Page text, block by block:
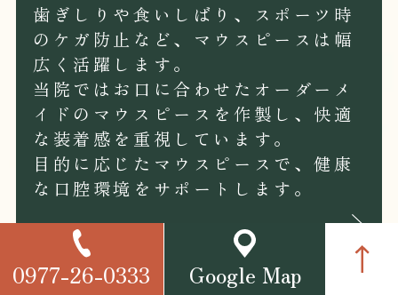
歯ぎしりや食いしばり、スポーツ時
のケガ防止など、マウスピースは幅
広く活躍します。
当院ではお口に合わせたオーダーメ
イドのマウスピースを作製し、快適
な装着感を重視しています。
目的に応じたマウスピースで、健康
な口腔環境をサポートします。
0977-26-0333 Google Map